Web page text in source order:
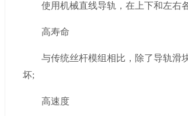
使用机械直线导轨，在上下和左右
高寿命
与传统丝杆模组相比，除了导轨滑块
坏;
高速度